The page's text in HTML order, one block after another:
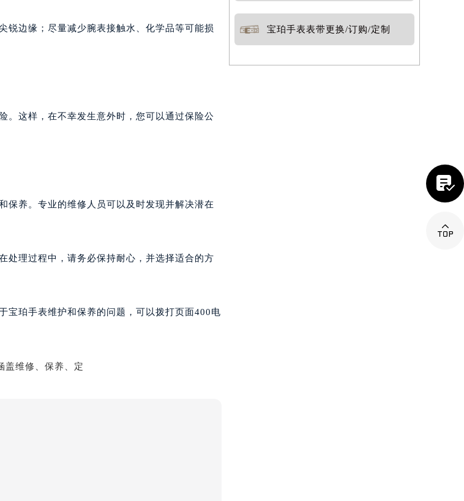
锐边缘；尽量减少腕表接触水、化学品等可能损
。这样，在不幸发生意外时，您可以通过保险公
保养。专业的维修人员可以及时发现并解决潜在
处理过程中，请务必保持耐心，并选择适合的方
宝珀手表维护和保养的问题，可以拨打页面400电
宝珀手表表带更换/订购/定制

